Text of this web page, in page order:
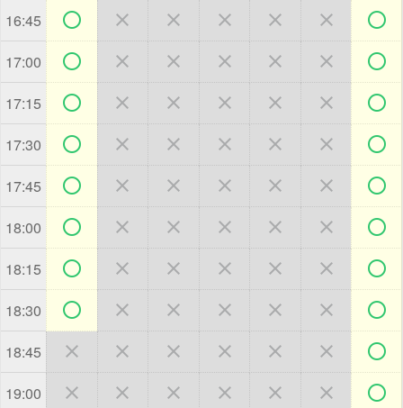
16:45       
17:00       
17:15       
17:30       
17:45       
18:00       
18:15       
18:30       
18:45       
19:00       